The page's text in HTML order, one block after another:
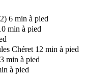
de Chez Pipo, un morceau de
vous gâchent définitivement
6 min à pied
min à pied
Chéret 12 min à pied
min à pied
à pied